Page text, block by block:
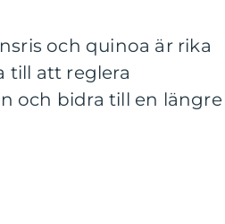
och quinoa är rika
till att reglera
och bidra till en längre